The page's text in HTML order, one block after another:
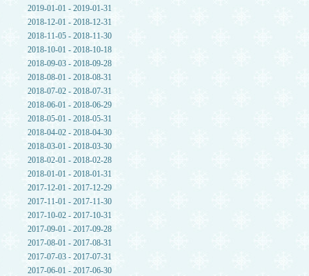
2019-01-01 - 2019-01-31
2018-12-01 - 2018-12-31
2018-11-05 - 2018-11-30
2018-10-01 - 2018-10-18
2018-09-03 - 2018-09-28
2018-08-01 - 2018-08-31
2018-07-02 - 2018-07-31
2018-06-01 - 2018-06-29
2018-05-01 - 2018-05-31
2018-04-02 - 2018-04-30
2018-03-01 - 2018-03-30
2018-02-01 - 2018-02-28
2018-01-01 - 2018-01-31
2017-12-01 - 2017-12-29
2017-11-01 - 2017-11-30
2017-10-02 - 2017-10-31
2017-09-01 - 2017-09-28
2017-08-01 - 2017-08-31
2017-07-03 - 2017-07-31
2017-06-01 - 2017-06-30